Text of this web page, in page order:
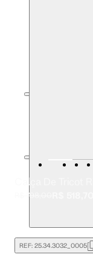
R$ 798,00
REF: 25.34.3032_0005